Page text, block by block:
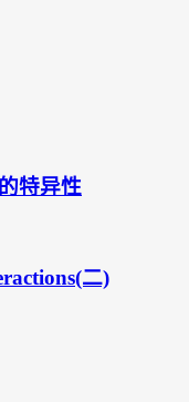
特异性
二)